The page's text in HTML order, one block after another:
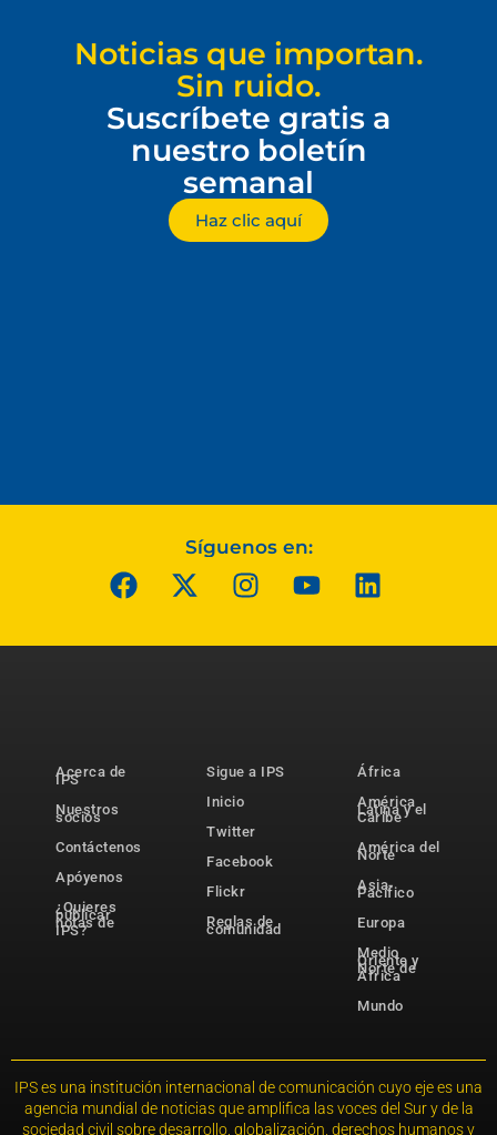
Noticias que importan.
Sin ruido.
Suscríbete gratis a
nuestro boletín
semanal
Haz clic aquí
Síguenos en:
Acerca de
IPS
Nuestros
socios
Contáctenos
Apóyenos
¿Quieres
publicar
notas de
IPS?
Sigue a IPS
Inicio
Twitter
Facebook
Flickr
Reglas de
comunidad
África
América
Latina y el
Caribe
América del
Norte
Asia-
Pacífico
Europa
Medio
Oriente y
Norte de
África
Mundo
IPS es una institución internacional de comunicación cuyo eje es una
agencia mundial de noticias que amplifica las voces del Sur y de la
sociedad civil sobre desarrollo, globalización, derechos humanos y